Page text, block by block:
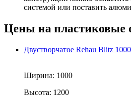
системой или поставить
Цены на пластиковые
Двустворчатое Rehau Blitz
Ширина: 1000
Высота: 1200